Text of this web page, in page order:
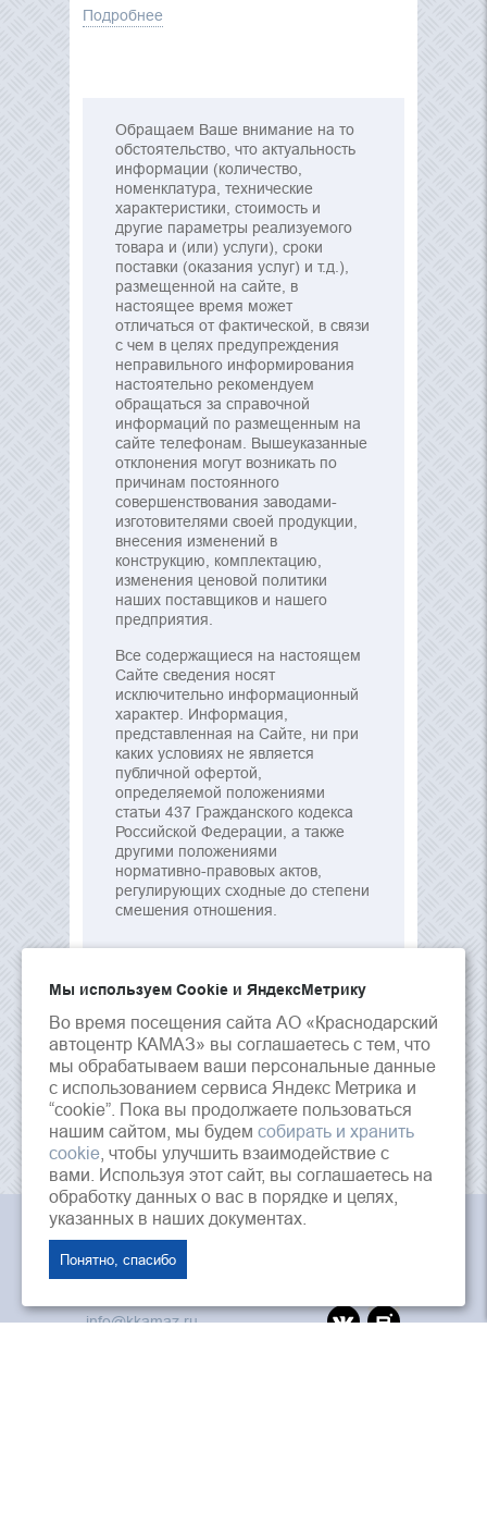
Подробнее
Обращаем Ваше внимание на то
обстоятельство, что актуальность
информации (количество,
номенклатура, технические
характеристики, стоимость и
другие параметры реализуемого
товара и (или) услуги), сроки
поставки (оказания услуг) и т.д.),
размещенной на сайте, в
настоящее время может
отличаться от фактической, в связи
с чем в целях предупреждения
неправильного информирования
настоятельно рекомендуем
обращаться за справочной
информаций по размещенным на
сайте телефонам. Вышеуказанные
отклонения могут возникать по
причинам постоянного
совершенствования заводами-
изготовителями своей продукции,
внесения изменений в
конструкцию, комплектацию,
изменения ценовой политики
наших поставщиков и нашего
предприятия.
Все содержащиеся на настоящем
Сайте сведения носят
исключительно информационный
характер. Информация,
представленная на Сайте, ни при
каких условиях не является
публичной офертой,
определяемой положениями
статьи 437 Гражданского кодекса
Российской Федерации, а также
другими положениями
нормативно-правовых актов,
регулирующих сходные до степени
смешения отношения.
Мы используем Сookie и ЯндексМетрику
Во время посещения сайта АО «Краснодарский
автоцентр КАМАЗ» вы соглашаетесь с тем, что
мы обрабатываем ваши персональные данные
с использованием сервиса Яндекс Метрика и
“cookie”. Пока вы продолжаете пользоваться
нашим сайтом, мы будем собирать и хранить
cookie , чтобы улучшить взаимодействие с
вами. Используя этот сайт, вы соглашаетесь на
обработку данных о вас в порядке и целях,
указанных в наших документах.
Понятно, спасибо
353202, Россия, Краснодарский край, ст.
Динская, ул. Красная, 125
info@kkamaz.ru